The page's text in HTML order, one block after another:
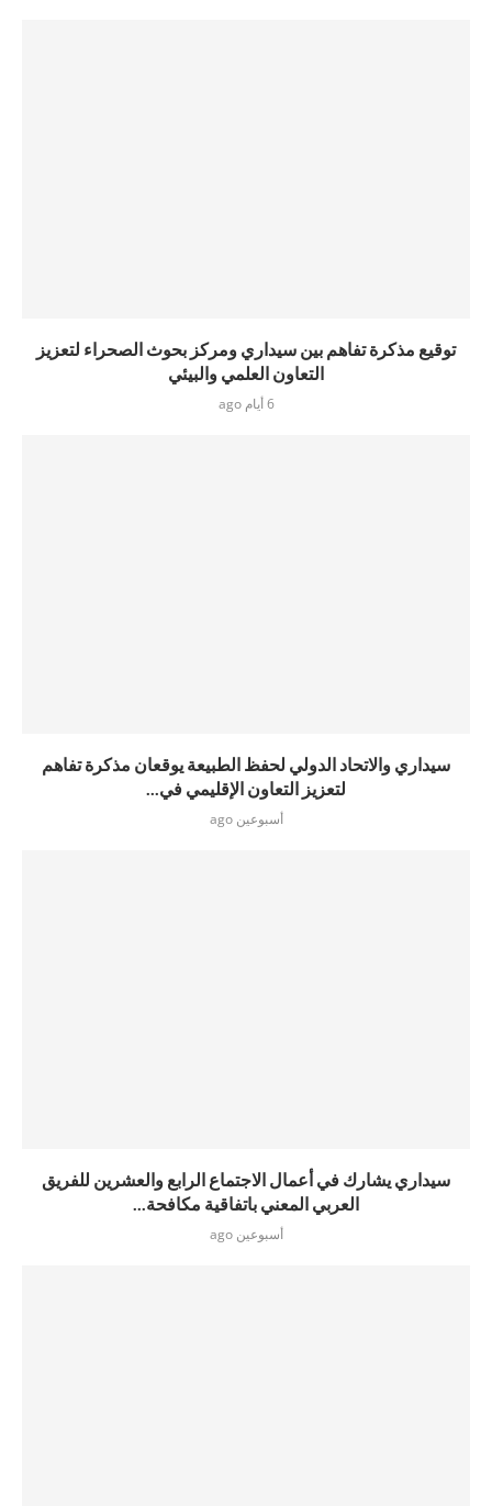
توقيع مذكرة تفاهم بين سيداري ومركز بحوث الصحراء لتعزيز
التعاون العلمي والبيئي
6 أيام ago
سيداري والاتحاد الدولي لحفظ الطبيعة يوقعان مذكرة تفاهم
لتعزيز التعاون الإقليمي في...
أسبوعين ago
سيداري يشارك في أعمال الاجتماع الرابع والعشرين للفريق
العربي المعني باتفاقية مكافحة...
أسبوعين ago